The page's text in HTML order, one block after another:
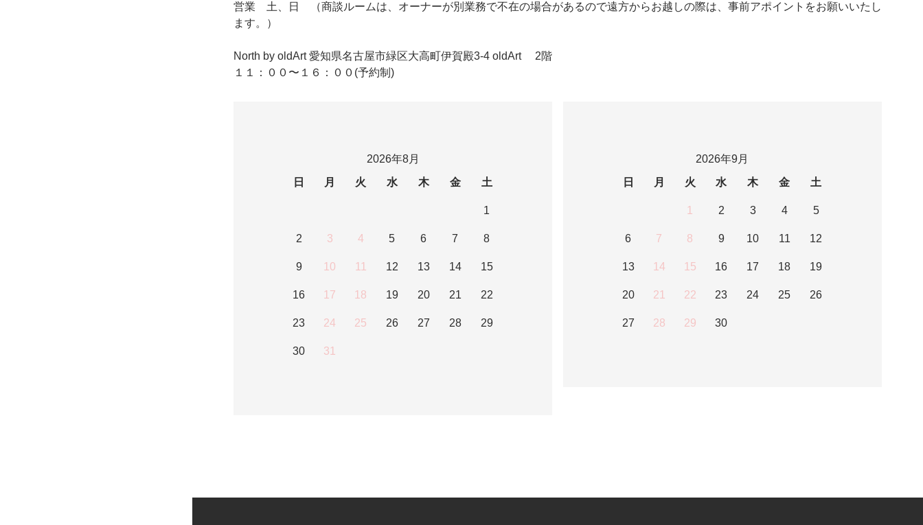
営業 土、日 （商談ルームは、オーナーが別業務で不在の場合があるので遠方からお越しの際は、事前アポイントをお願いいたし
ます。）
North by oldArt 愛知県名古屋市緑区大高町伊賀殿3-4 oldArt 2階
１１：００〜１６：００(予約制)
2026年8月
日
月 火 水 木 金 土
1
2 3 4 5 6 7 8
9 10 11 12 13 14 15
16 17 18 19 20 21 22
23 24 25 26 27 28 29
30 31
2026年9月
日
月 火 水 木 金 土
1 2 3 4 5
6 7 8 9 10 11 12
13 14 15 16 17 18 19
20 21 22 23 24 25 26
27 28 29 30